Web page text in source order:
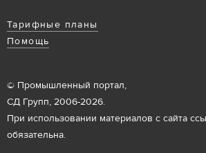
Тарифные планы
Помощь
© Промышленный портал,
СД Групп, 2006-2026.
При использовании материалов с сайта
обязательна.